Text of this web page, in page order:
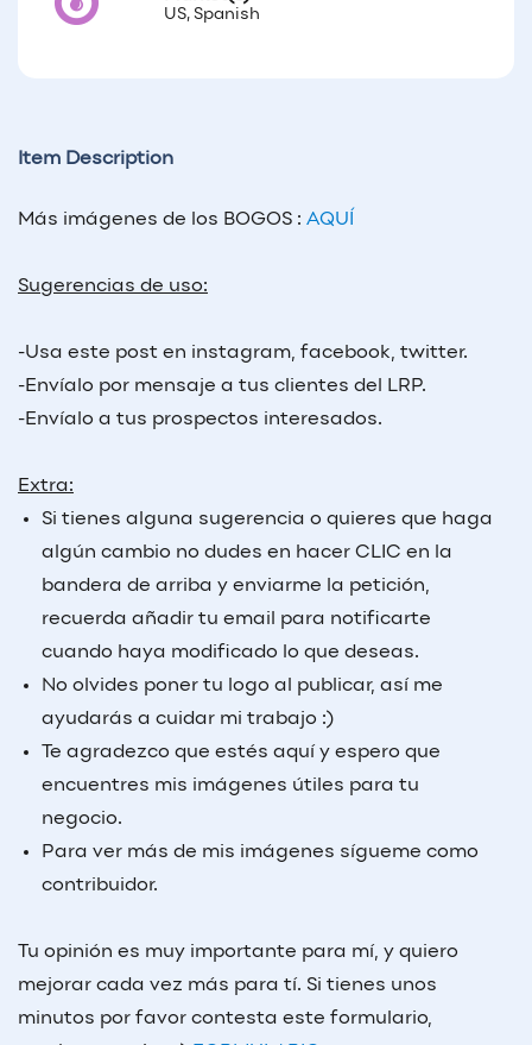
US, Spanish
Item Description
Más imágenes de los BOGOS : AQUÍ
Sugerencias de uso:
-Usa este post en instagram, facebook, twitter.
-Envíalo por mensaje a tus clientes del LRP.
-Envíalo a tus prospectos interesados.
Extra:
Si tienes alguna sugerencia o quieres que haga
algún cambio no dudes en hacer CLIC en la
bandera de arriba y enviarme la petición,
recuerda añadir tu email
para notificarte
cuando haya modificado lo que deseas.
No olvides poner tu logo al publicar, así me
ayudarás a cuidar mi trabajo :)
Te agradezco que estés aquí y espero que
encuentres mis imágenes útiles para tu
negocio.
Para ver más de mis imágenes sígueme como
contribuidor.
Tu opinión es muy importante para mí, y quiero
mejorar cada vez más para tí. Si tienes unos
minutos por favor contesta este formulario,